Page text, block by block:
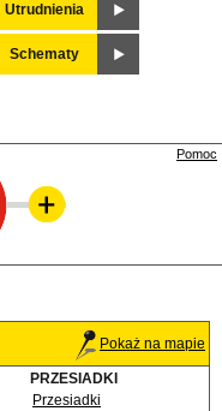
Utrudnienia
Schematy
Pomoc
Pokaż na mapie
PRZESIADKI
Przesiadki